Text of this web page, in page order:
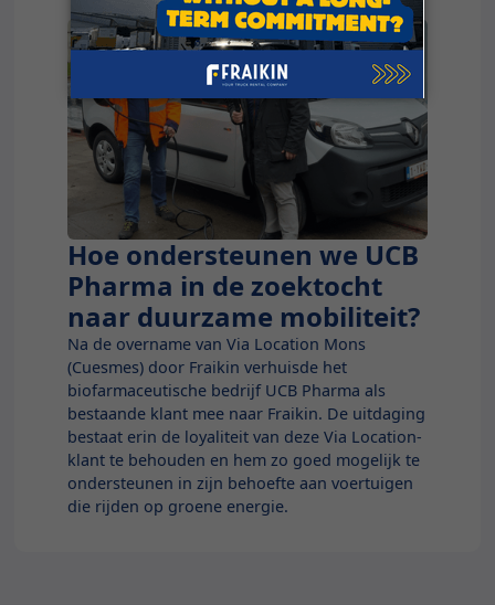
UCB Pharma
Hoe ondersteunen we UCB
Pharma in de zoektocht
naar duurzame mobiliteit?
Na de overname van Via Location Mons
(Cuesmes) door Fraikin verhuisde het
biofarmaceutische bedrijf UCB Pharma als
bestaande klant mee naar Fraikin. De uitdaging
bestaat erin de loyaliteit van deze Via Location-
klant te behouden en hem zo goed mogelijk te
ondersteunen in zijn behoefte aan voertuigen
die rijden op groene energie.